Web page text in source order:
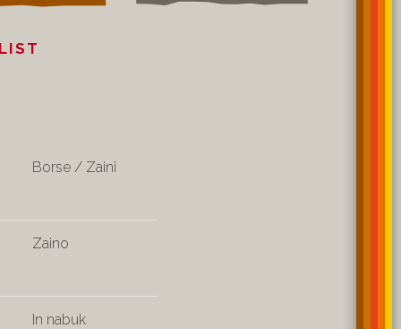
Borse / Zaini
Zaino
In nabuk